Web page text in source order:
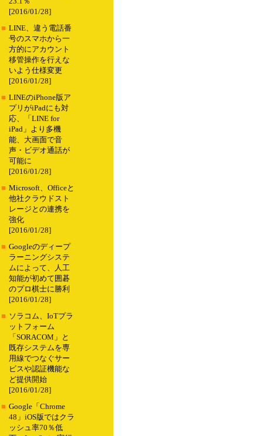
[2016/01/28]
■ LINE、違う電話番
号のスマホから一
方的にアカウント
移管操作を行えな
いよう仕様変更
[2016/01/28]
■ LINEのiPhone版ア
プリがiPadにも対
応、「LINE for
iPad」より多機
能、大画面で音
声・ビデオ通話が
可能に
[2016/01/28]
■ Microsoft、Officeと
他社クラウドスト
レージとの連携を
強化
[2016/01/28]
■ Googleのディープ
ラーニングシステ
ムによって、人工
知能が初めて囲碁
のプロ棋士に勝利
[2016/01/28]
■ ソラコム、IoTプラ
ットフォーム
「SORACOM」と
既存システムを専
用線でつなぐサー
ビスや認証機能な
ど提供開始
[2016/01/28]
■ Google「Chrome
48」iOS版ではクラ
ッシュ率70％低